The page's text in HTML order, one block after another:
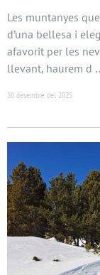
Les muntanyes
d’una bellesa i
afavorit per les
llevant, haurem d
30 desembre del 2025